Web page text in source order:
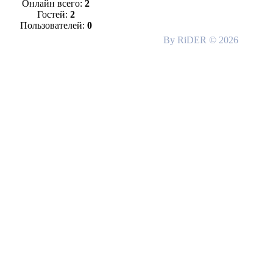
Онлайн всего: 2
Гостей: 2
Пользователей: 0
By RiDER © 2026